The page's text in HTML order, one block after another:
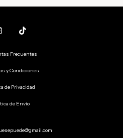
Frecuentes
y Condiciones
de Privacidad
de Envío